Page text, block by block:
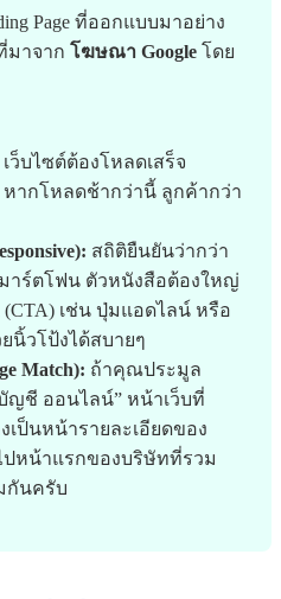
Page ที่ออกแบบมาอย่าง
มาจาก โฆษณา Google โดย
เว็บไซต์ต้องโหลดเสร็จ
ากโหลดช้ากว่านี้ ลูกค้ากว่า
สถิติยืนยันว่ากว่า
าร์ตโฟน ตัวหนังสือต้องใหญ่
(CTA) เช่น ปุ่มแอดไลน์ หรือ
นิ้วโป้งได้สบายๆ
Match): ถ้าคุณประมูล
ญชี ออนไลน์” หน้าเว็บที่
เป็นหน้ารายละเอียดของ
หน้าแรกของบริษัทที่รวม
กันครับ